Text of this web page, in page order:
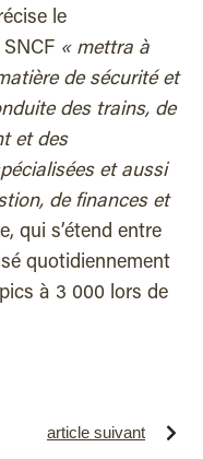
le
« mettra à
de sécurité et
des trains, de
et des
et aussi
de finances et
qui s’étend entre
quotidiennement
à 3 000 lors de
article suivant